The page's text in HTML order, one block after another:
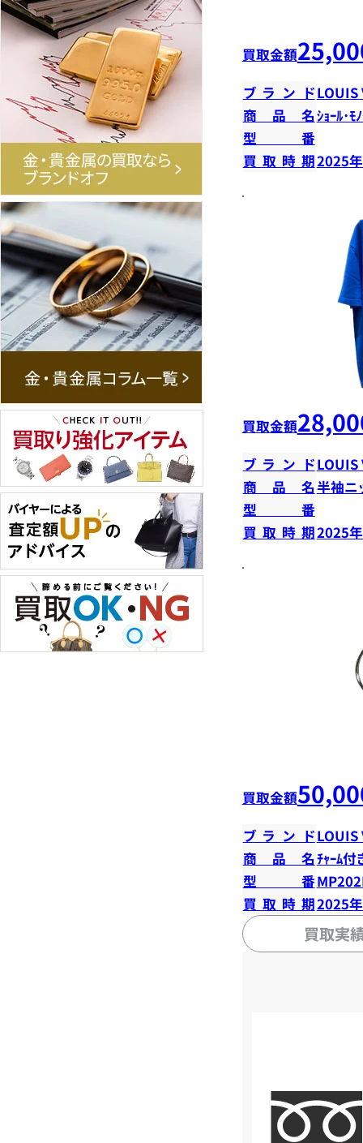
買取金額
ブランドLOUIS
商品名ｼｮｰﾙ･ﾓ
型番
買取時期2025
買取金額
ブランドLOUIS
商品名半袖ニ
型番
買取時期2025
買取金額
ブランドLOUIS
商品名ﾁｬｰﾑ付
型番
買取時期2025
買取実